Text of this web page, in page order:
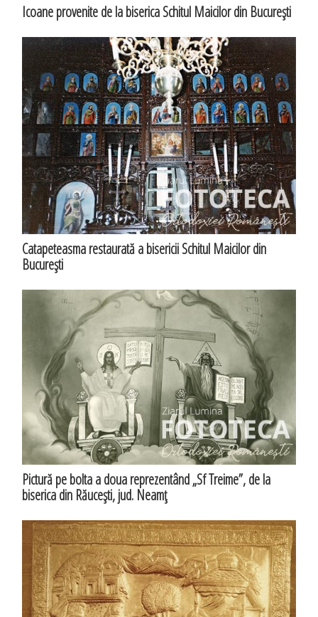
Icoane provenite de la biserica Schitul Maicilor din Bucureşti
Catapeteasma restaurată a bisericii Schitul Maicilor din
Bucureşti
Pictură pe bolta a doua reprezentând „Sf Treime”, de la
biserica din Răuceşti, jud. Neamţ